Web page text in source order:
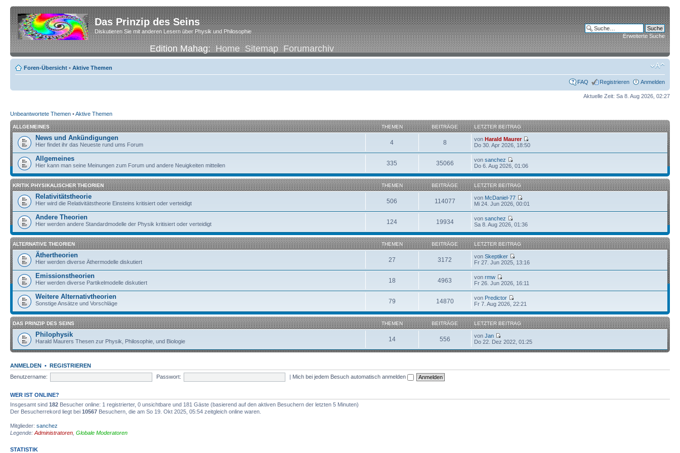
Das Prinzip des Seins
Diskutieren Sie mit anderen Lesern über Physik und Philosophie
Edition Mahag:Home Sitemap Forumarchiv
Erweiterte Suche
Foren-Übersicht • Aktive Themen
FAQ Registrieren Anmelden
Aktuelle Zeit: Sa 8. Aug 2026, 02:27
Unbeantwortete Themen •Aktive Themen
ALLGEMEINES THEMEN BEITRÄGE LETZTER BEITRAG
News und Ankündigungen
Hier findet ihr das Neueste rund ums Forum 4 8 vonHarald Maurer
Do 30. Apr 2026, 18:50
Allgemeines
Hier kann man seine Meinungen zum Forum und andere Neuigkeiten mitteilen 335 35066 vonsanchez
Do 6. Aug 2026, 01:06
KRITIK PHYSIKALISCHER THEORIEN THEMEN BEITRÄGE LETZTER BEITRAG
Relativitätstheorie
Hier wird die Relativitätstheorie Einsteins kritisiert oder verteidigt 506 114077 von McDaniel-77
Mi 24. Jun 2026, 00:01
Andere Theorien
Hier werden andere Standardmodelle der Physik kritisiert oder verteidigt 124 19934 vonsanchez
Sa 8. Aug 2026, 01:36
ALTERNATIVE THEORIEN THEMEN BEITRÄGE LETZTER BEITRAG
Äthertheorien
Hier werden diverse Äthermodelle diskutiert 27 3172 vonSkeptiker
Fr 27. Jun 2025, 13:16
Emissionstheorien
Hier werden diverse Partikelmodelle diskutiert 18 4963 vonrmw
Fr 26. Jun 2026, 16:11
Weitere Alternativtheorien
Sonstige Ansätze und Vorschläge 79 14870 von Predictor
Fr 7. Aug 2026, 22:21
DAS PRINZIP DES SEINS THEMEN BEITRÄGE LETZTER BEITRAG
Philophysik
Harald Maurers Thesen zur Physik, Philosophie, und Biologie 14 556 vonJan
Do 22. Dez 2022, 01:25
ANMELDEN • REGISTRIEREN
Benutzername:
Passwort: | Mich bei jedem Besuch automatisch anmelden
WER IST ONLINE?
Insgesamt sind 182 Besucher online: 1 registrierter, 0 unsichtbare und 181 Gäste (basierend auf den aktiven Besuchern der letzten 5 Minuten)
Der Besucherrekord liegt bei 10567 Besuchern, die am So 19. Okt 2025, 05:54 zeitgleich online waren.
Mitglieder: sanchez
Legende: Administratoren Globale Moderatoren
STATISTIK